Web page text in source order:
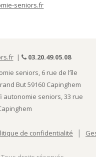
seniors.fr
|
03.20.49.05.08
seniors, 6 rue de l’île
But 59160 Capinghem
autonomie seniors, 33 rue
de confidentialité |